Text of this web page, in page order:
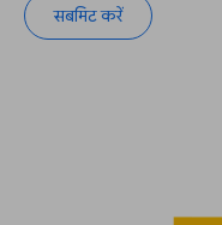
सबमिट करें